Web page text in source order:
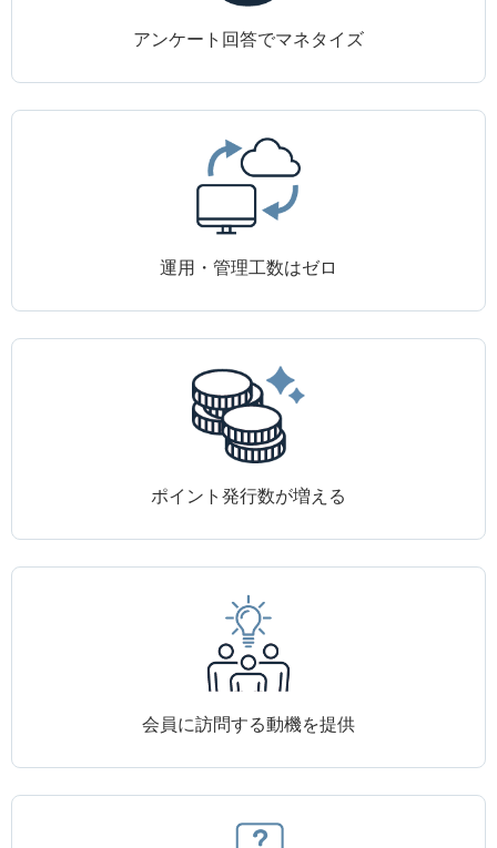
アンケート回答でマネタイズ
運用・管理工数はゼロ
ポイント発行数が増える
会員に訪問する動機を提供